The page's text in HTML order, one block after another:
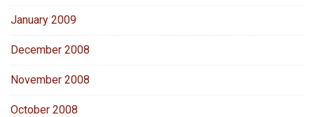
January 2009
December 2008
November 2008
October 2008